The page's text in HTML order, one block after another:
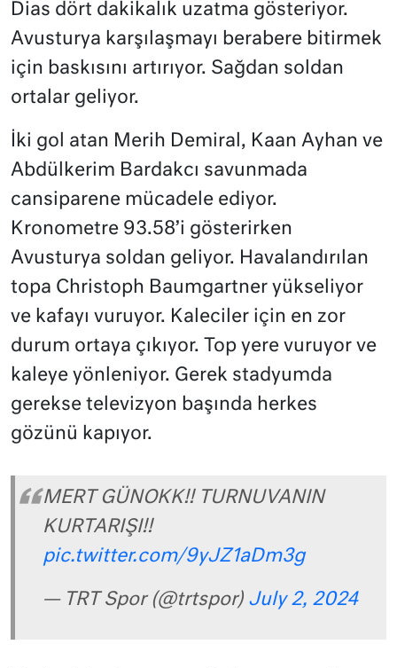
Dias dört dakikalık uzatma gösteriyor.
Avusturya karşılaşmayı berabere bitirmek
için baskısını artırıyor. Sağdan soldan
ortalar geliyor.
İki gol atan Merih Demiral, Kaan Ayhan ve
Abdülkerim Bardakcı savunmada
cansiparene mücadele ediyor.
Kronometre 93.58’i gösterirken
Avusturya soldan geliyor. Havalandırılan
topa Christoph Baumgartner yükseliyor
ve kafayı vuruyor. Kaleciler için en zor
durum ortaya çıkıyor. Top yere vuruyor ve
kaleye yönleniyor. Gerek stadyumda
gerekse televizyon başında herkes
gözünü kapıyor.
MERT GÜNOKK!! TURNUVANIN
KURTARIŞI!!
pic.twitter.com/9yJZ1aDm3g
— TRT Spor (@trtspor) July 2, 2024